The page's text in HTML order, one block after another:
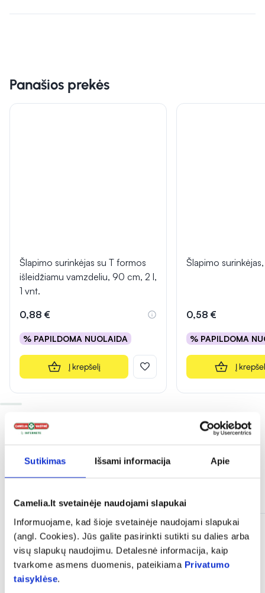
Sutikimas Išsami informacija Apie
Camelia.lt svetainėje naudojami slapukai
Informuojame, kad šioje svetainėje naudojami slapukai
(angl. Cookies). Jūs galite pasirinkti sutikti su dalies arba
visų slapukų naudojimu. Detalesnė informacija, kaip
tvarkome asmens duomenis, pateikiama Privatumo
taisyklėse.
Panašios prekės
Šlapimo surinkėjas su T formos
išleidžiamu vamzdeliu, 90 cm, 2 l,
1 vnt.
0,88 €
% PAPILDOMA NUOLAIDA
Į krepšelį
Šlapimo
0,58 €
% PAPILDOMA
Į